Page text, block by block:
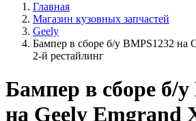
Главная
Магазин кузовных запчастей
Geely
Бампер в сборе б/у BMPS1232 на
2-й рестайлинг
Бампер в сборе б/у
на Geely Emgrand